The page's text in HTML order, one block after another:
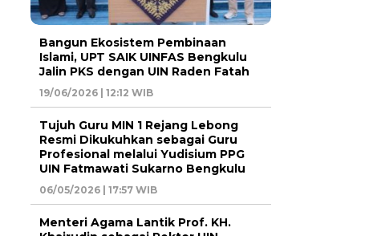
Bangun Ekosistem Pembinaan
Islami, UPT SAIK UINFAS Bengkulu
Jalin PKS dengan UIN Raden Fatah
19/06/2026 | 12:12 WIB
Tujuh Guru MIN 1 Rejang Lebong
Resmi Dikukuhkan sebagai Guru
Profesional melalui Yudisium PPG
UIN Fatmawati Sukarno Bengkulu
06/05/2026 | 17:57 WIB
Menteri Agama Lantik Prof. KH.